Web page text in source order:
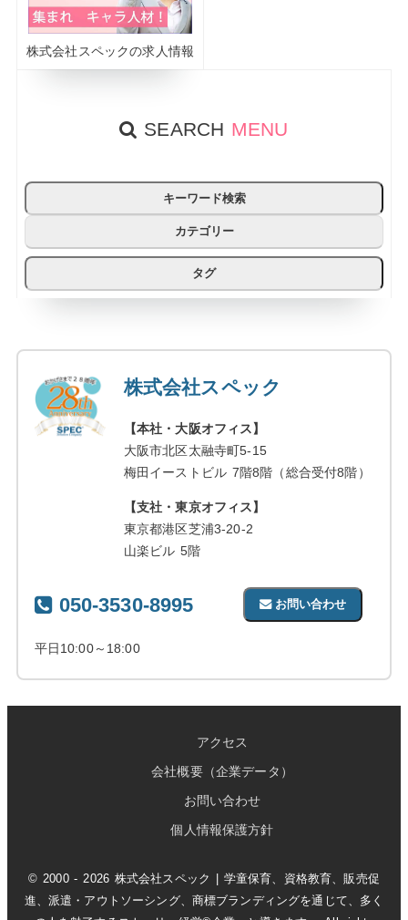
株式会社スペックの求人情報
SEARCH MENU
キーワード検索
カテゴリー
タグ
株式会社スペック
【本社・大阪オフィス】
大阪市北区太融寺町5-15
梅田イーストビル 7階8階（総合受付8階）
【支社・東京オフィス】
東京都港区芝浦3-20-2
山楽ビル 5階
050-3530-8995
平日10:00～18:00
お問い合わせ
アクセス
会社概要（企業データ）
お問い合わせ
個人情報保護方針
© 2000 - 2026 株式会社スペック | 学童保育、資格教育、販売促
進、派遣・アウトソーシング、商標ブランディングを通じて、多く